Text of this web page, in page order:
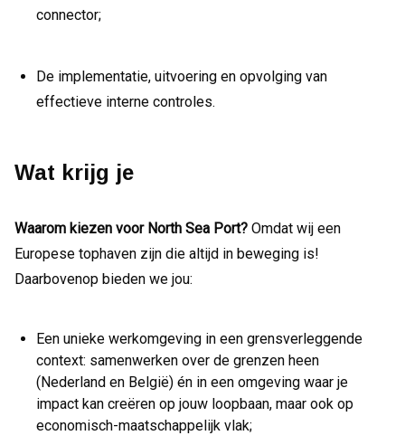
connector;
De implementatie, uitvoering en opvolging van
effectieve interne controles.
Wat krijg je
Waarom kiezen voor North Sea Port? Omdat wij een
Europese tophaven zijn die altijd in beweging is!
Daarbovenop bieden we jou:
Een unieke werkomgeving in een grensverleggende
context: samenwerken over de grenzen heen
(Nederland en België) én in een omgeving waar je
impact kan creëren op jouw loopbaan, maar ook op
economisch-maatschappelijk vlak;